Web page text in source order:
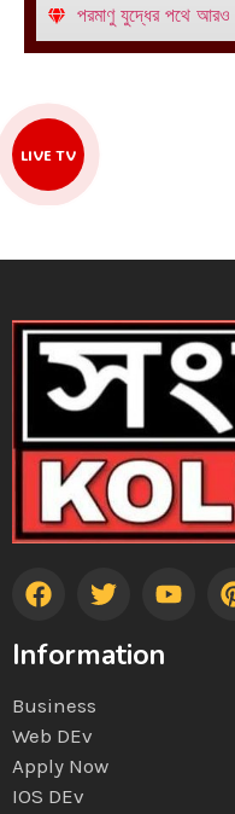
পরমাণু যুদ্ধের পথে
LIVE TV
Information
Business
Web DEv
Apply Now
IOS DEv